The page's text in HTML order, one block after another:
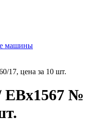
машины
17, цена за 10 шт.
EBx1567 №